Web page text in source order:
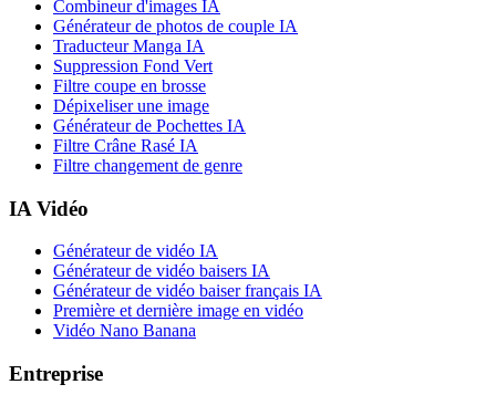
Combineur d'images IA
Générateur de photos de couple IA
Traducteur Manga IA
Suppression Fond Vert
Filtre coupe en brosse
Dépixeliser une image
Générateur de Pochettes IA
Filtre Crâne Rasé IA
Filtre changement de genre
IA Vidéo
Générateur de vidéo IA
Générateur de vidéo baisers IA
Générateur de vidéo baiser français IA
Première et dernière image en vidéo
Vidéo Nano Banana
Entreprise